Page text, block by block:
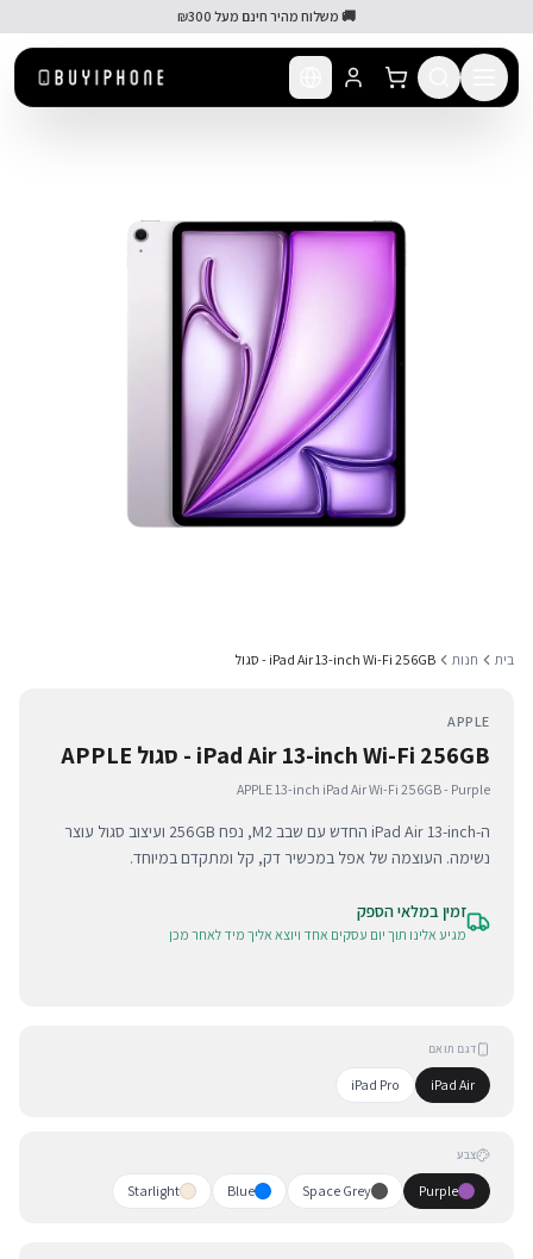
🚚 משלוח מהיר חינם מעל ₪300
בית חנות iPad Air 13-inch Wi-Fi 256GB - סגול
APPLE
iPad Air 13-inch Wi-Fi 256GB - סגול APPLE
APPLE 13-inch iPad Air Wi-Fi 256GB - Purple
ה-iPad Air 13-inch החדש עם שבב M2, נפח 256GB ועיצוב סגול עוצר
נשימה. העוצמה של אפל במכשיר דק, קל ומתקדם במיוחד.
זמין במלאי הספק
מגיע אלינו תוך יום עסקים אחד ויוצא אליך מיד לאחר מכן
דגם תואם
iPad Air
iPad Pro
צבע
Purple
Space Grey
Blue
Starlight